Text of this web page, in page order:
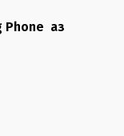
Phone аз